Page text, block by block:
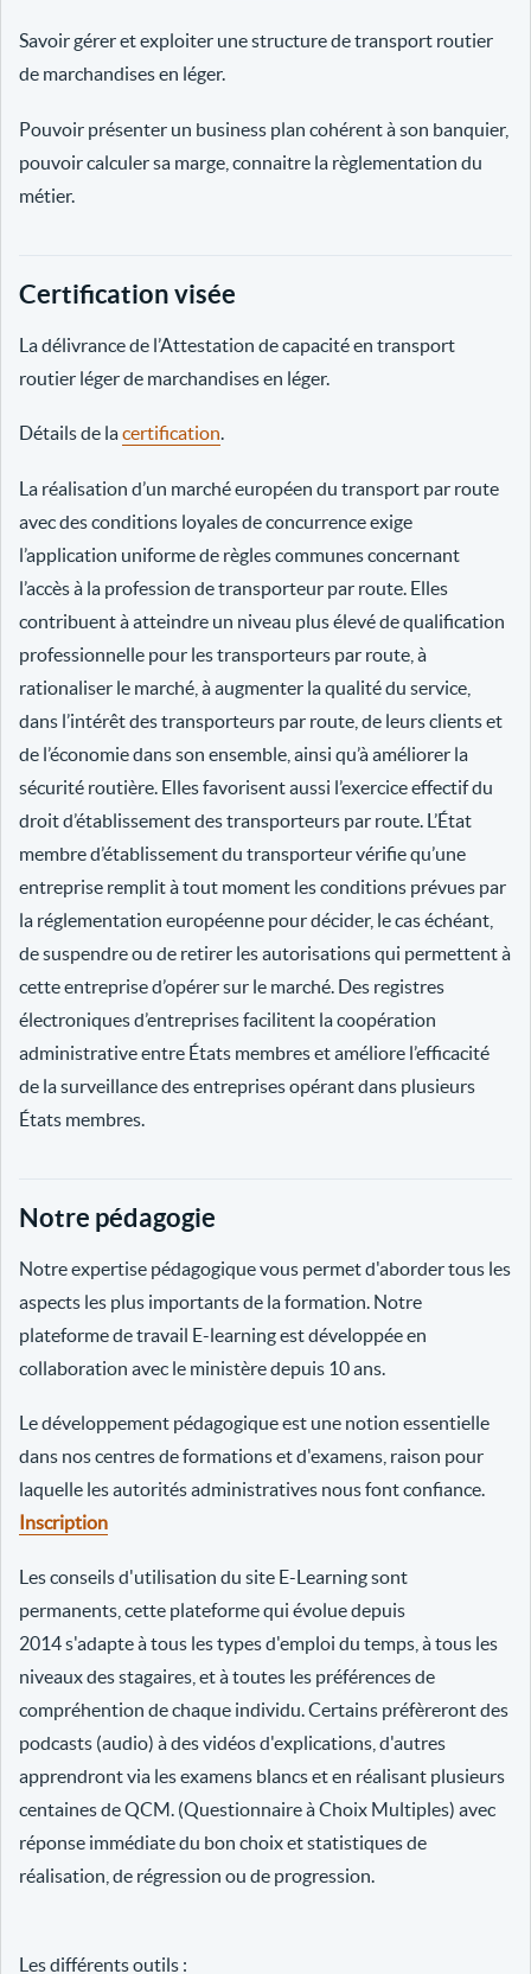
Savoir gérer et exploiter une structure de transport routier
de marchandises en léger.
Pouvoir présenter un business plan cohérent à son banquier,
pouvoir calculer sa marge, connaitre la règlementation du
métier.
Certification visée
La délivrance de l’Attestation de capacité en transport
routier léger de marchandises en léger.
Détails de lacertification.
La réalisation d’un marché européen du transport par route
avec des conditions loyales de concurrence exige
l’application uniforme de règles communes concernant
l’accès à la profession de transporteur par route. Elles
contribuent à atteindre un niveau plus élevé de qualification
professionnelle pour les transporteurs par route, à
rationaliser le marché, à augmenter la qualité du service,
dans l’intérêt des transporteurs par route, de leurs clients et
de l’économie dans son ensemble, ainsi qu’à améliorer la
sécurité routière. Elles favorisent aussi l’exercice effectif du
droit d’établissement des transporteurs par route. L’État
membre d’établissement du transporteur vérifie qu’une
entreprise remplit à tout moment les conditions prévues par
la réglementation européenne pour décider, le cas échéant,
de suspendre ou de retirer les autorisations qui permettent à
cette entreprise d’opérer sur le marché. Des registres
électroniques d’entreprises facilitent la coopération
administrative entre États membres et améliore l’efficacité
de la surveillance des entreprises opérant dans plusieurs
États membres.
Notre pédagogie
Notre expertise pédagogique vous permet d'aborder tous les
aspects les plus importants de la formation. Notre
plateforme de travail E-learning est développée en
collaboration avec le ministère depuis 10 ans.
Le développement pédagogique est une notion essentielle
dans nos centres de formations et d'examens, raison pour
laquelle les autorités administratives nous font confiance.
Inscription
Les conseils d'utilisation du site E-Learning sont
permanents, cette plateforme qui évolue depuis
2014 s'adapte à tous les types d'emploi du temps, à tous les
niveaux des stagaires, et à toutes les préférences de
compréhention de chaque individu. Certains préfèreront des
podcasts (audio) à des vidéos d'explications, d'autres
apprendront via les examens blancs et en réalisant plusieurs
centaines de QCM. (Questionnaire à Choix Multiples) avec
réponse immédiate du bon choix et statistiques de
réalisation, de régression ou de progression.
Les différents outils :